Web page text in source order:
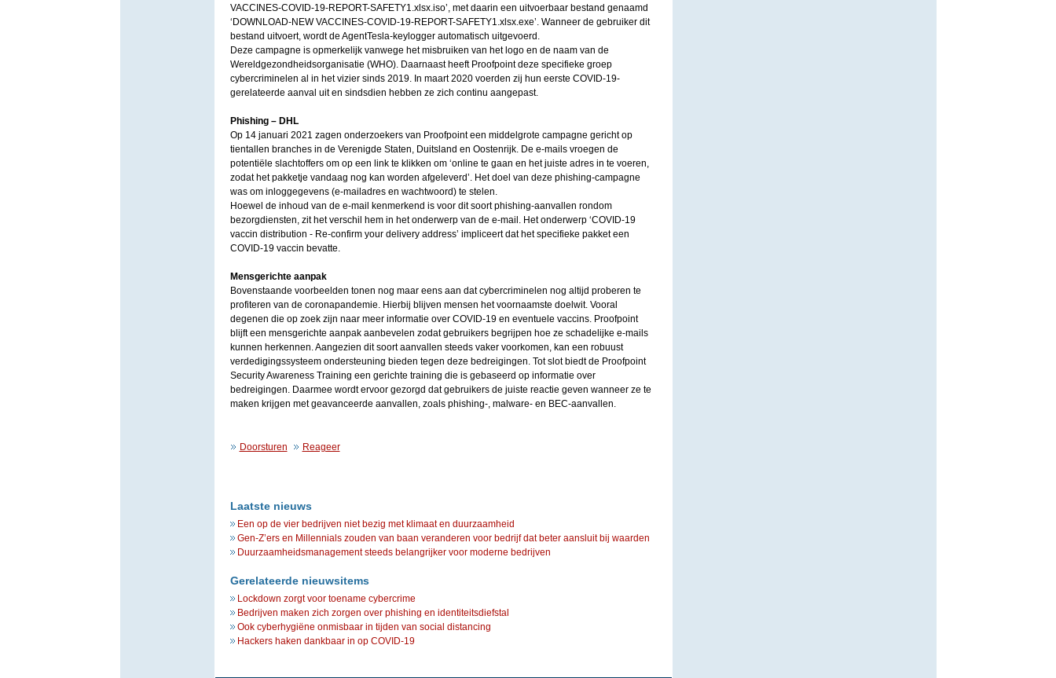
VACCINES-COVID-19-REPORT-SAFETY1.xlsx.iso’, met daarin een uitvoerbaar bestand genaamd
‘DOWNLOAD-NEW VACCINES-COVID-19-REPORT-SAFETY1.xlsx.exe’. Wanneer de gebruiker dit
bestand uitvoert, wordt de AgentTesla-keylogger automatisch uitgevoerd.
Deze campagne is opmerkelijk vanwege het misbruiken van het logo en de naam van de
Wereldgezondheidsorganisatie (WHO). Daarnaast heeft Proofpoint deze specifieke groep
cybercriminelen al in het vizier sinds 2019. In maart 2020 voerden zij hun eerste COVID-19-
gerelateerde aanval uit en sindsdien hebben ze zich continu aangepast.
Phishing – DHL
Op 14 januari 2021 zagen onderzoekers van Proofpoint een middelgrote campagne gericht op
tientallen branches in de Verenigde Staten, Duitsland en Oostenrijk. De e-mails vroegen de
potentiële slachtoffers om op een link te klikken om ‘online te gaan en het juiste adres in te voeren,
zodat het pakketje vandaag nog kan worden afgeleverd’. Het doel van deze phishing-campagne
was om inloggegevens (e-mailadres en wachtwoord) te stelen.
Hoewel de inhoud van de e-mail kenmerkend is voor dit soort phishing-aanvallen rondom
bezorgdiensten, zit het verschil hem in het onderwerp van de e-mail. Het onderwerp ‘COVID-19
vaccin distribution - Re-confirm your delivery address’ impliceert dat het specifieke pakket een
COVID-19 vaccin bevatte.
Mensgerichte aanpak
Bovenstaande voorbeelden tonen nog maar eens aan dat cybercriminelen nog altijd proberen te
profiteren van de coronapandemie. Hierbij blijven mensen het voornaamste doelwit. Vooral
degenen die op zoek zijn naar meer informatie over COVID-19 en eventuele vaccins. Proofpoint
blijft een mensgerichte aanpak aanbevelen zodat gebruikers begrijpen hoe ze schadelijke e-mails
kunnen herkennen. Aangezien dit soort aanvallen steeds vaker voorkomen, kan een robuust
verdedigingssysteem ondersteuning bieden tegen deze bedreigingen. Tot slot biedt de Proofpoint
Security Awareness Training een gerichte training die is gebaseerd op informatie over
bedreigingen. Daarmee wordt ervoor gezorgd dat gebruikers de juiste reactie geven wanneer ze te
maken krijgen met geavanceerde aanvallen, zoals phishing-, malware- en BEC-aanvallen.
Doorsturen Reageer
Laatste nieuws
Een op de vier bedrijven niet bezig met klimaat en duurzaamheid
Gen-Z’ers en Millennials zouden van baan veranderen voor bedrijf dat beter aansluit bij waarden
Duurzaamheidsmanagement steeds belangrijker voor moderne bedrijven
Gerelateerde nieuwsitems
Lockdown zorgt voor toename cybercrime
Bedrijven maken zich zorgen over phishing en identiteitsdiefstal
Ook cyberhygiëne onmisbaar in tijden van social distancing
Hackers haken dankbaar in op COVID-19